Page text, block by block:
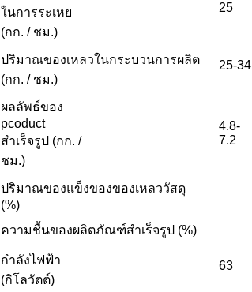
ในการระเหย
(กก. / ชม.)
25
ปริมาณของเหลวในกระบวนการผลิต
(กก. / ชม.)
25-34
ผลลัพธ์ของ
pcoduct
สำเร็จรูป (กก. /
ชม.)
4.8-
7.2
ปริมาณของแข็งของของเหลววัสดุ
(%)
ความชื้นของผลิตภัณฑ์สำเร็จรูป (%)
กำลังไฟฟ้า
(กิโลวัตต์)
63